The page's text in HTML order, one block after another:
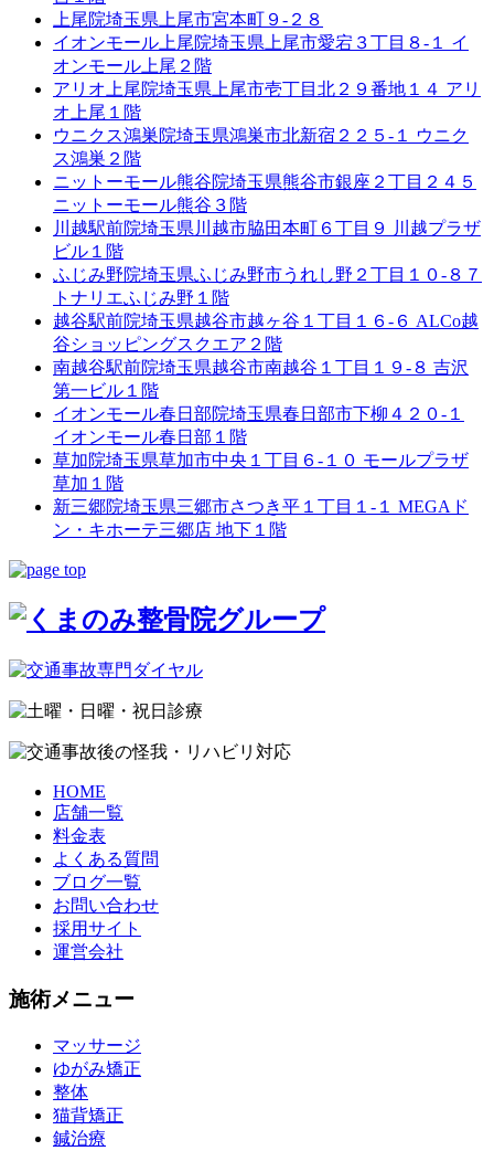
上尾院埼玉県上尾市宮本町９-２８
イオンモール上尾院埼玉県上尾市愛宕３丁目８-１ イ
オンモール上尾２階
アリオ上尾院埼玉県上尾市壱丁目北２９番地１４ アリ
オ上尾１階
ウニクス鴻巣院埼玉県鴻巣市北新宿２２５-１ ウニク
ス鴻巣２階
ニットーモール熊谷院埼玉県熊谷市銀座２丁目２４５
ニットーモール熊谷３階
川越駅前院埼玉県川越市脇田本町６丁目９ 川越プラザ
ビル１階
ふじみ野院埼玉県ふじみ野市うれし野２丁目１０-８７
トナリエふじみ野１階
越谷駅前院埼玉県越谷市越ヶ谷１丁目１６-６ ALCo越
谷ショッピングスクエア２階
南越谷駅前院埼玉県越谷市南越谷１丁目１９-８ 吉沢
第一ビル１階
イオンモール春日部院埼玉県春日部市下柳４２０-１
イオンモール春日部１階
草加院埼玉県草加市中央１丁目６-１０ モールプラザ
草加１階
新三郷院埼玉県三郷市さつき平１丁目１-１ MEGAド
ン・キホーテ三郷店 地下１階
HOME
店舗一覧
料金表
よくある質問
ブログ一覧
お問い合わせ
採用サイト
運営会社
施術メニュー
マッサージ
ゆがみ矯正
整体
猫背矯正
鍼治療